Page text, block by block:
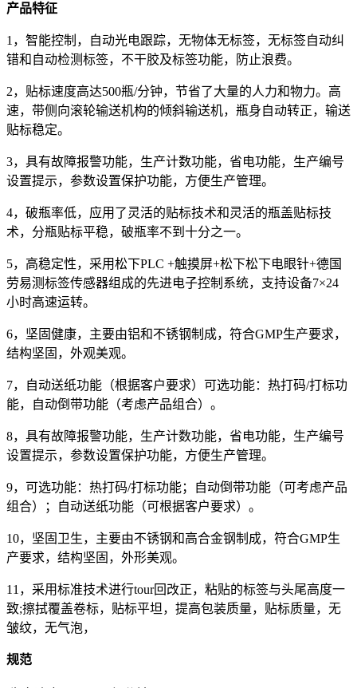
产品特征
1，智能控制，自动光电跟踪，无物体无标签，无标签自动纠
错和自动检测标签，不干胶及标签功能，防止浪费。
2，贴标速度高达500瓶/分钟，节省了大量的人力和物力。高
速，带侧向滚轮输送机构的倾斜输送机，瓶身自动转正，输送
贴标稳定。
3，具有故障报警功能，生产计数功能，省电功能，生产编号
设置提示，参数设置保护功能，方便生产管理。
4，破瓶率低，应用了灵活的贴标技术和灵活的瓶盖贴标技
术，分瓶贴标平稳，破瓶率不到十分之一。
5，高稳定性，采用松下PLC +触摸屏+松下松下电眼针+德国
劳易测标签传感器组成的先进电子控制系统，支持设备7×24
小时高速运转。
6，坚固健康，主要由铝和不锈钢制成，符合GMP生产要求，
结构坚固，外观美观。
7，自动送纸功能（根据客户要求）可选功能：热打码/打标功
能，自动倒带功能（考虑产品组合）。
8，具有故障报警功能，生产计数功能，省电功能，生产编号
设置提示，参数设置保护功能，方便生产管理。
9，可选功能：热打码/打标功能；自动倒带功能（可考虑产品
组合）；自动送纸功能（可根据客户要求）。
10，坚固卫生，主要由不锈钢和高合金钢制成，符合GMP生
产要求，结构坚固，外形美观。
11，采用标准技术进行tour回改正，粘贴的标签与头尾高度一
致;擦拭覆盖卷标，贴标平坦，提高包装质量，贴标质量，无
皱纹，无气泡，
规范